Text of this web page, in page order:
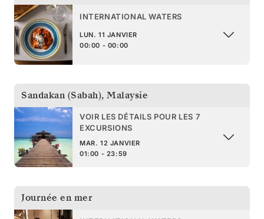
INTERNATIONAL WATERS
LUN. 11 JANVIER
00:00 - 00:00
Sandakan (Sabah), Malaysie
VOIR LES DÉTAILS POUR LES 7
EXCURSIONS
MAR. 12 JANVIER
01:00 - 23:59
Journée en mer